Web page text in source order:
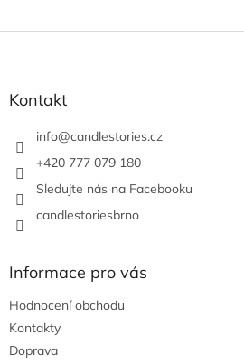
Kontakt
info@candlestories.cz
+420 777 079 180
Sledujte nás na Facebooku
candlestoriesbrno
Informace pro vás
Hodnocení obchodu
Kontakty
Doprava